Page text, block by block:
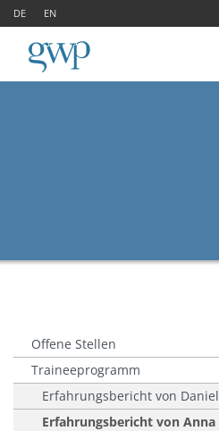
DE EN
Offene Stellen
Traineeprogramm
Erfahrungsbericht von Daniel
Erfahrungsbericht von Anna